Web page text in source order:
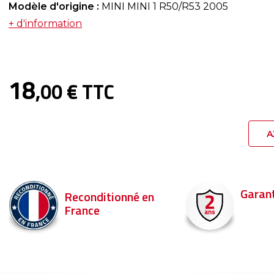
Modèle d'origine : MINI MINI 1 R50/R53 2005
+ d'information
18,00 € TTC
Garantie 2 ans
pour être